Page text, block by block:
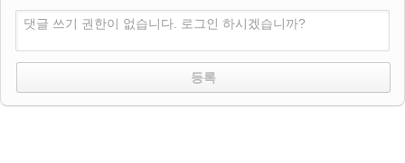
댓글 쓰기 권한이 없습니다. 로그인 하시겠습니까?